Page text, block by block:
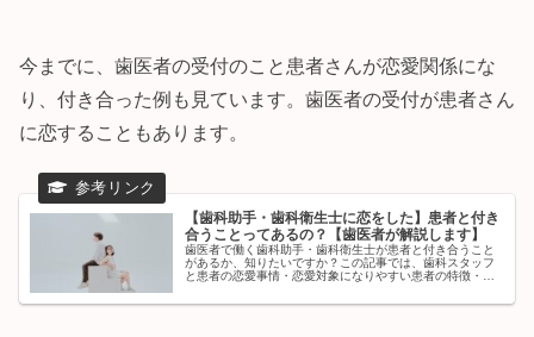
今までに、歯医者の受付のこと患者さんが恋愛関係にな
り、付き合った例も見ています。歯医者の受付が患者さん
に恋することもあります。
【歯科助手・歯科衛生士に恋をした】患者と付き
合うことってあるの？【歯医者が解説します】
歯医者で働く歯科助手・歯科衛生士が患者と付き合うこと
があるか、知りたいですか？この記事では、歯科スタッフ
と患者の恋愛事情・恋愛対象になりやすい患者の特徴・歯
なる歯科助手・歯科衛生士がいる人はぜひご覧ください。